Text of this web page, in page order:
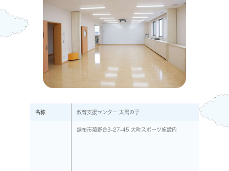
名称 教育支援センター 太陽の子
調布市菊野台3-27-45 大町スポーツ施設内